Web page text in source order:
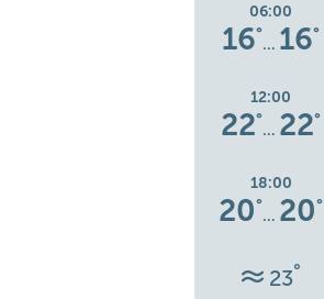
06:00
16°
… 16°
12:00
22°
… 22°
18:00
20°
… 20°
23°